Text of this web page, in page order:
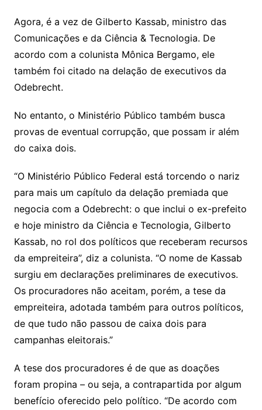
Agora, é a vez de Gilberto Kassab, ministro das
Comunicações e da Ciência & Tecnologia. De
acordo com a colunista Mônica Bergamo, ele
também foi citado na delação de executivos da
Odebrecht.
No entanto, o Ministério Público também busca
provas de eventual corrupção, que possam ir além
do caixa dois.
“O Ministério Público Federal está torcendo o nariz
para mais um capítulo da delação premiada que
negocia com a Odebrecht: o que inclui o ex-prefeito
e hoje ministro da Ciência e Tecnologia, Gilberto
Kassab, no rol dos políticos que receberam recursos
da empreiteira”, diz a colunista. “O nome de Kassab
surgiu em declarações preliminares de executivos.
Os procuradores não aceitam, porém, a tese da
empreiteira, adotada também para outros políticos,
de que tudo não passou de caixa dois para
campanhas eleitorais.”
A tese dos procuradores é de que as doações
foram propina – ou seja, a contrapartida por algum
benefício oferecido pelo político. “De acordo com